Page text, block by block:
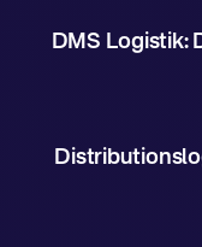
DMS Logistik: